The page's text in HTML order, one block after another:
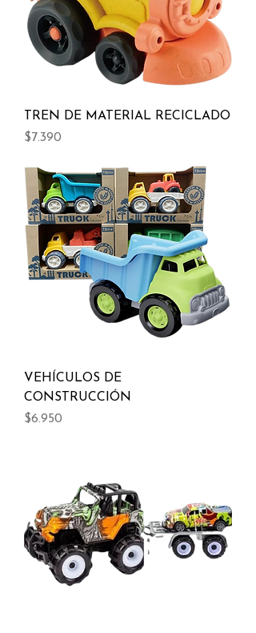
TREN DE MATERIAL RECICLADO
Precio
$7.390
VEHÍCULOS DE
CONSTRUCCIÓN
Precio
$6.950